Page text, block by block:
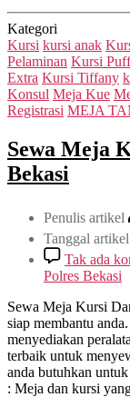
Kategori
Kursi kursi anak
Pelaminan Kursi Puff
Extra Kursi Tiffany
Konsul Meja Kue
Registrasi MEJA
Sewa Meja
Bekasi
Penulis artikel
Tanggal artikel
Tak ada
Polres Bekasi
Sewa Meja Kursi
siap membantu
menyediakan
terbaik untuk
anda butuhkan
: Meja dan kursi